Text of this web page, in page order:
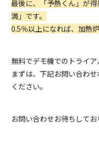
最後に、「予熱くん」が
満」です。
0.5％以上になれば、加熱
無料でデモ機でのトライ
まずは、下記お問い合わ
ください。
お問い合わせお待ちしてお